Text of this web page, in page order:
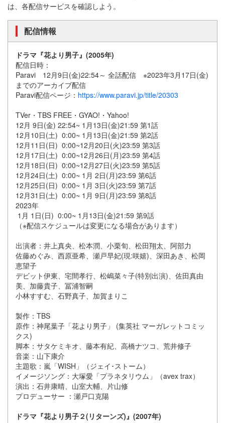
は、各配信サービスを確認しよう。
配信情報
ドラマ『花より男子』(2005年)
配信日時：
Paravi 12月9日(金)22:54～ 全話配信 ※2023年3月17日(金)
までのアーカイブ配信
Paravi配信ページ： https://www.paravi.jp/title/20303
TVer・TBS FREE・GYAO!・Yahoo!
12月 9日(金) 22:54~ 1月13日(金)21:59 第1話
12月10日(土) 0:00~ 1月13日(金)21:59 第2話
12月11日(日) 0:00~12月20日(火)23:59 第3話
12月17日(土) 0:00~12月26日(月)23:59 第4話
12月18日(日) 0:00~12月27日(火)23:59 第5話
12月24日(土) 0:00~ 1月 2日(月)23:59 第6話
12月25日(日) 0:00~ 1月 3日(火)23:59 第7話
12月31日(土) 0:00~ 1月 9日(月)23:59 第8話
2023年
1月 1日(日) 0:00~ 1月13日(金)21:59 第9話
（※配信スケジュールは変更になる場合があります）
出演者：井上真央、松本潤、小栗旬、松田翔太、阿部力
佐藤めぐみ、西原亜希、瀬戸早妃(現:咲嬉)、深田あき、松岡
恵望子
デビット伊東、宅間孝行、松嶋菜々子(特別出演)、佐田真由
美、加藤貴子、冨浦智嗣
小林すすむ、石野真子、加賀まりこ
製作：TBS
原作：神尾葉子「花より男子」 (集英社 マーガレットコミッ
クス)
脚本：サタケミキオ、藤本有紀、高橋ナツコ、荒井修子
音楽：山下康介
主題歌：嵐「WISH」（ジェイ･ストーム）
イメージソング：大塚愛「プラネタリウム」（avex trax）
演出：石井康晴、山室大輔、片山修
プロデューサー ：瀬戸口克陽
ドラマ『花より男子２(リターンズ)』(2007年)